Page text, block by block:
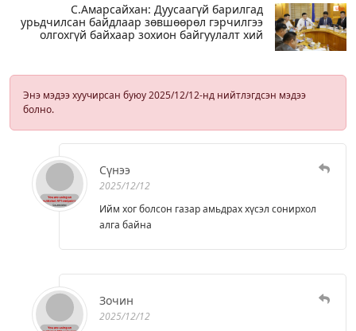
С.Амарсайхан: Дуусаагүй барилгад
урьдчилсан байдлаар зөвшөөрөл гэрчилгээ
олгохгүй байхаар зохион байгуулалт хий
Энэ мэдээ хуучирсан буюу 2025/12/12-нд нийтлэгдсэн мэдээ
болно.
Сүнээ
2025/12/12
Ийм хог болсон газар амьдрах хүсэл сонирхол
алга байна
Зочин
2025/12/12